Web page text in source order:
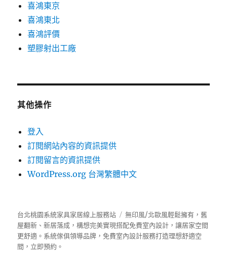
喜鴻東京
喜鴻東北
喜鴻評價
塑膠射出工廠
其他操作
登入
訂閱網站內容的資訊提供
訂閱留言的資訊提供
WordPress.org 台灣繁體中文
台北桃園系統家具家居線上服務站
無印風/北歐風輕鬆擁有，舊
屋翻新、新居落成，構想完美實現搭配免費室內設計，讓居家空間
更舒適。 系統傢俱領導品牌，免費室內設計服務打造理想舒適空
間，立即預約。